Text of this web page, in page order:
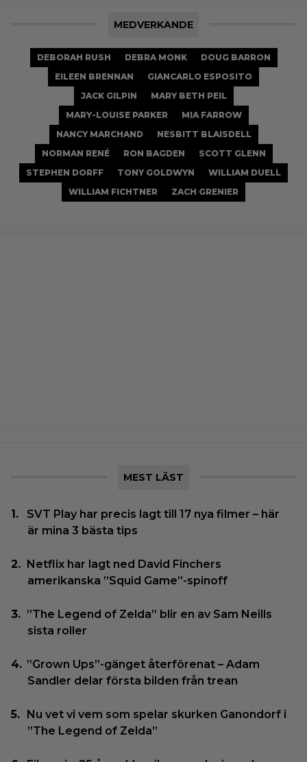
MEDVERKANDE
DEBORAH RUSH DEBRA MONK
DOUG BARRON
EILEEN BRENNAN
GIANCARLO ESPOSITO
JACK GILPIN
MARY BETH PEIL
MARY-LOUISE PARKER
MIA FARROW
NANCY MARCHAND
NESBITT BLAISDELL
NORMAN RENÉ
RON BAGDEN
SCOTT GLENN
STEPHEN DORFF
TONY GOLDWYN
WILLIAM DUELL
WILLIAM FICHTNER
ZACH GRENIER
MEST LÄST
SVT Play har precis lagt till 17 nya filmer – här
är mina 3 bästa tips
Netflix har lagt ned David Finchers
amerikanska ”Squid Game”-spinoff
”The Legend of Zelda” blir en av Sam Neills
sista roller
”Grown Ups”-gänget återförenat – Adam
Sandler delar första bilden från trean
Nu vet vi vem som spelar skurken Ganondorf i
”The Legend of Zelda”